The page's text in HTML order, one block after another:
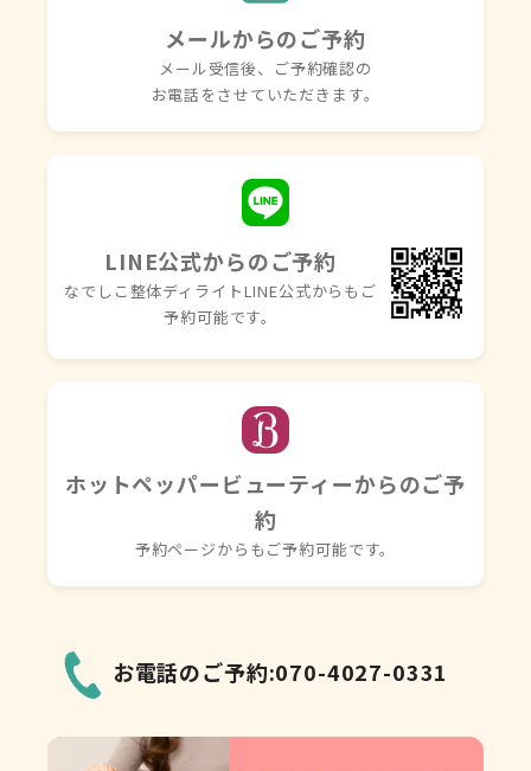
メールからのご予約
メール受信後、ご予約確認の
お電話をさせていただきます。
LINE公式からのご予約
なでしこ整体ディライトLINE公式からもご
予約可能です。
ホットペッパービューティーからのご予
約
予約ページからもご予約可能です。
お電話のご予約:070-4027-0331